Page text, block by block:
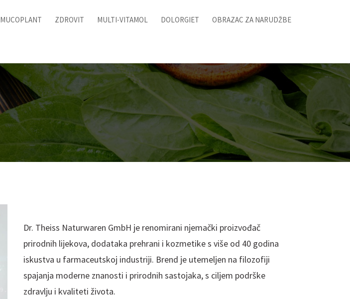
MUCOPLANT ZDROVIT MULTI-VITAMOL DOLORGIET OBRAZAC ZA NARUDŽBE
Dr. Theiss Naturwaren GmbH je renomirani njemački proizvođač
prirodnih lijekova, dodataka prehrani i kozmetike s više od 40 godina
iskustva u farmaceutskoj industriji. Brend je utemeljen na filozofiji
spajanja moderne znanosti i prirodnih sastojaka, s ciljem podrške
zdravlju i kvaliteti života.